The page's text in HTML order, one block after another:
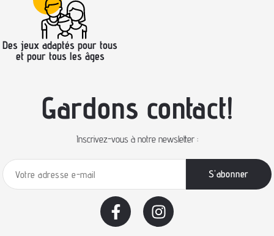
Des jeux adaptés pour tous
et pour tous les âges
Gardons contact!
Inscrivez-vous à notre newsletter :